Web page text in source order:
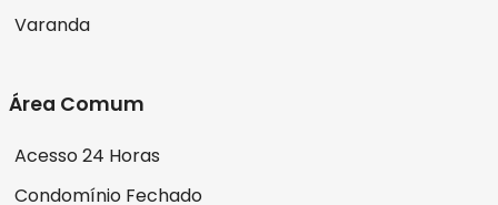
Varanda
Área Comum
Acesso 24 Horas
Condomínio Fechado